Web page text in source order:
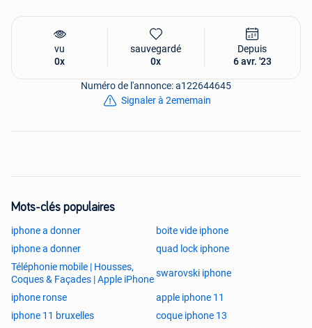
vu
0x
sauvegardé
0x
Depuis
6 avr. '23
Numéro de l'annonce: a122644645
Signaler à 2ememain
Mots-clés populaires
iphone a donner
boite vide iphone
iphone a donner
quad lock iphone
Téléphonie mobile | Housses,
Coques & Façades | Apple iPhone
swarovski iphone
iphone ronse
apple iphone 11
iphone 11 bruxelles
coque iphone 13